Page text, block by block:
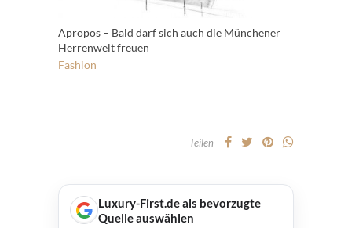
Apropos – Bald darf sich auch die Münchener
Herrenwelt freuen
Fashion
Teilen
Luxury-First.de als bevorzugte
Quelle auswählen